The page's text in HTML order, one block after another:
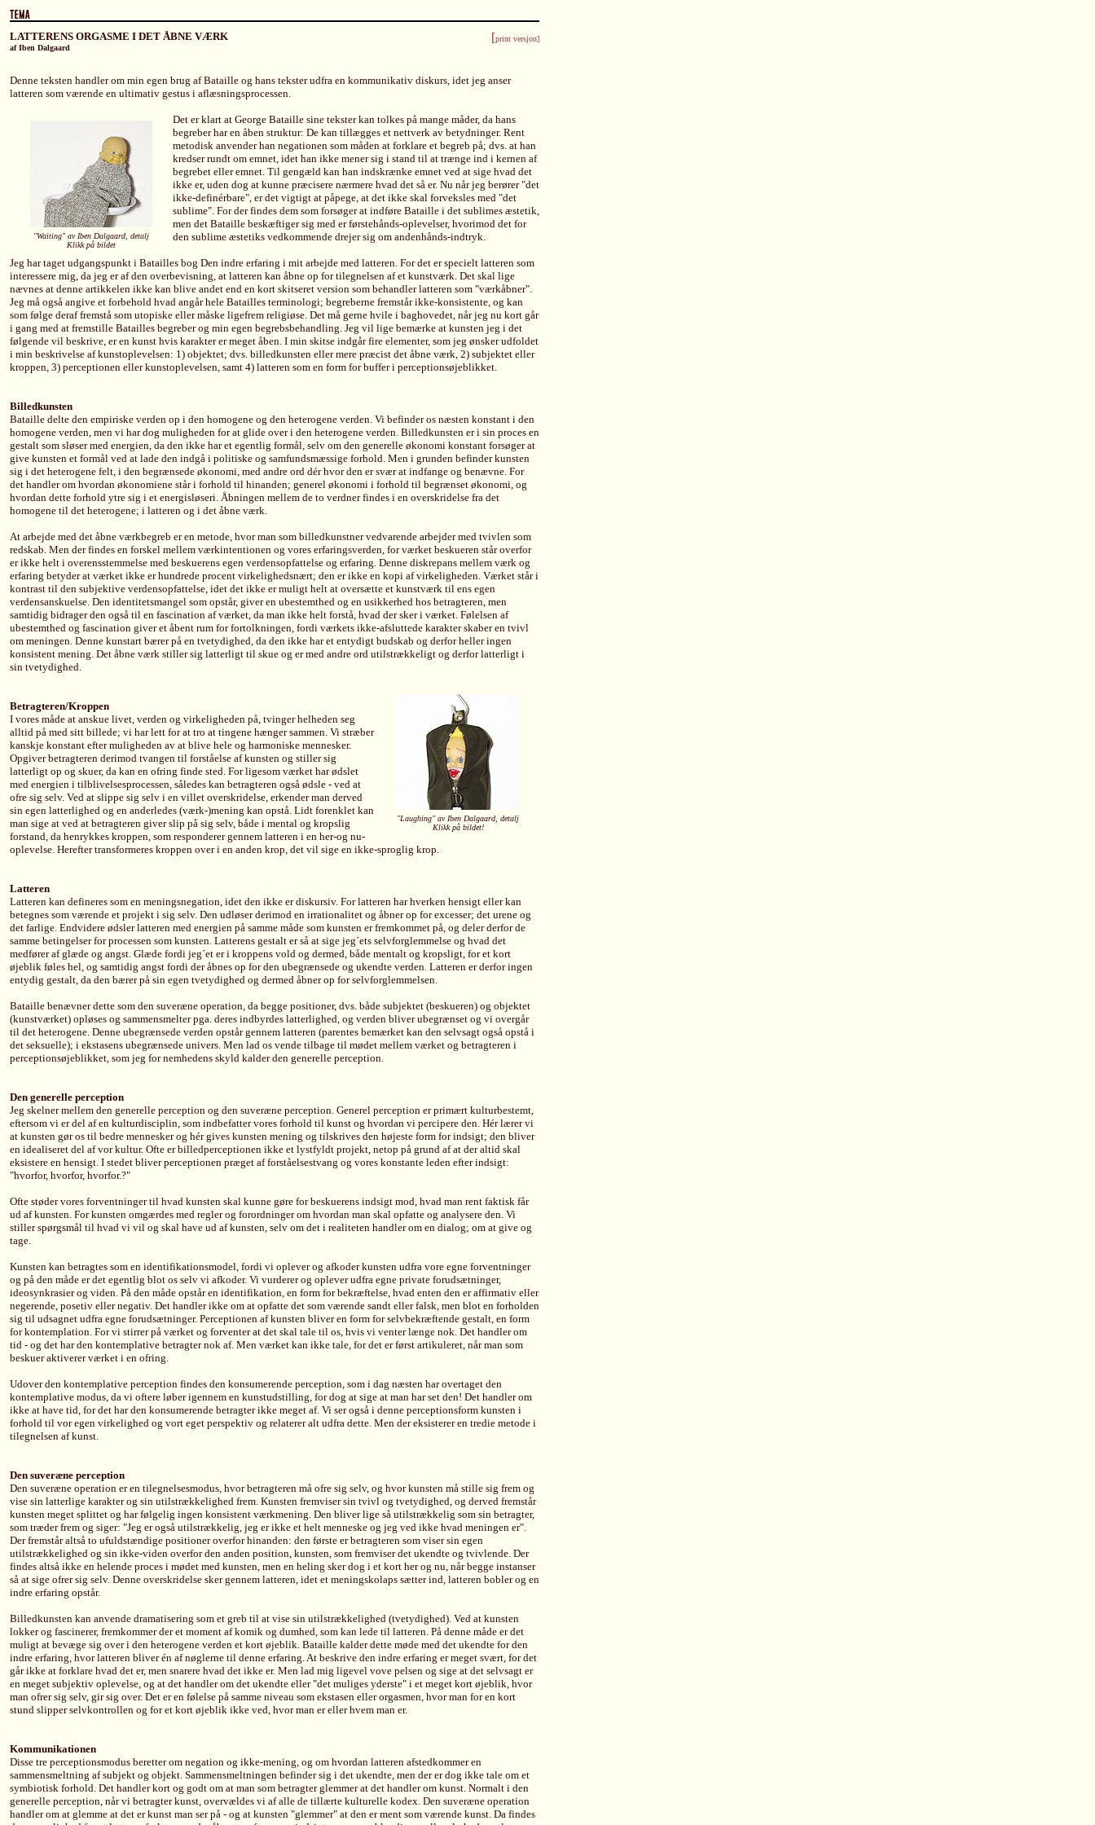
LATTERENS ORGASME I DET ÅBNE VÆRK
af Iben Dalgaard
[print versjon]
Denne teksten handler om min egen brug af Bataille og hans tekster udfra en kommunikativ diskurs, idet jeg anser
latteren som værende en ultimativ gestus i aflæsningsprocessen.
"Waiting" av Iben Dalgaard, detalj
Klikk på bildet
Det er klart at George Bataille sine tekster kan tolkes på mange måder, da hans
begreber har en åben struktur: De kan tillægges et nettverk av betydninger. Rent
metodisk anvender han negationen som måden at forklare et begreb på; dvs. at han
kredser rundt om emnet, idet han ikke mener sig i stand til at trænge ind i kernen af
begrebet eller emnet. Til gengæld kan han indskrænke emnet ved at sige hvad det
ikke er, uden dog at kunne præcisere nærmere hvad det så er. Nu når jeg berører "det
ikke-definérbare", er det vigtigt at påpege, at det ikke skal forveksles med "det
sublime". For der findes dem som forsøger at indføre Bataille i det sublimes æstetik,
men det Bataille beskæftiger sig med er førstehånds-oplevelser, hvorimod det for
den sublime æstetiks vedkommende drejer sig om andenhånds-indtryk.
Jeg har taget udgangspunkt i Batailles bog Den indre erfaring i mit arbejde med latteren. For det er specielt latteren som
interessere mig, da jeg er af den overbevisning, at latteren kan åbne op for tilegnelsen af et kunstværk. Det skal lige
nævnes at denne artikkelen ikke kan blive andet end en kort skitseret version som behandler latteren som "værkåbner".
Jeg må også angive et forbehold hvad angår hele Batailles terminologi; begreberne fremstår ikke-konsistente, og kan
som følge deraf fremstå som utopiske eller måske ligefrem religiøse. Det må gerne hvile i baghovedet, når jeg nu kort går
i gang med at fremstille Batailles begreber og min egen begrebsbehandling. Jeg vil lige bemærke at kunsten jeg i det
følgende vil beskrive, er en kunst hvis karakter er meget åben. I min skitse indgår fire elementer, som jeg ønsker udfoldet
i min beskrivelse af kunstoplevelsen: 1) objektet; dvs. billedkunsten eller mere præcist det åbne værk, 2) subjektet eller
kroppen, 3) perceptionen eller kunstoplevelsen, samt 4) latteren som en form for buffer i perceptionsøjeblikket.
Billedkunsten
Bataille delte den empiriske verden op i den homogene og den heterogene verden. Vi befinder os næsten konstant i den
homogene verden, men vi har dog muligheden for at glide over i den heterogene verden. Billedkunsten er i sin proces en
gestalt som sløser med energien, da den ikke har et egentlig formål, selv om den generelle økonomi konstant forsøger at
give kunsten et formål ved at lade den indgå i politiske og samfundsmæssige forhold. Men i grunden befinder kunsten
sig i det heterogene felt, i den begrænsede økonomi, med andre ord dér hvor den er svær at indfange og benævne. For
det handler om hvordan økonomiene står i forhold til hinanden; generel økonomi i forhold til begrænset økonomi, og
hvordan dette forhold ytre sig i et energisløseri. Åbningen mellem de to verdner findes i en overskridelse fra det
homogene til det heterogene; i latteren og i det åbne værk.
At arbejde med det åbne værkbegreb er en metode, hvor man som billedkunstner vedvarende arbejder med tvivlen som
redskab. Men der findes en forskel mellem værkintentionen og vores erfaringsverden, for værket beskueren står overfor
er ikke helt i overensstemmelse med beskuerens egen verdensopfattelse og erfaring. Denne diskrepans mellem værk og
erfaring betyder at værket ikke er hundrede procent virkelighedsnært; den er ikke en kopi af virkeligheden. Værket står i
kontrast til den subjektive verdensopfattelse, idet det ikke er muligt helt at oversætte et kunstværk til ens egen
verdensanskuelse. Den identitetsmangel som opstår, giver en ubestemthed og en usikkerhed hos betragteren, men
samtidig bidrager den også til en fascination af værket, da man ikke helt forstå, hvad der sker i værket. Følelsen af
ubestemthed og fascination giver et åbent rum for fortolkningen, fordi værkets ikke-afsluttede karakter skaber en tvivl
om meningen. Denne kunstart bærer på en tvetydighed, da den ikke har et entydigt budskab og derfor heller ingen
konsistent mening. Det åbne værk stiller sig latterligt til skue og er med andre ord utilstrækkeligt og derfor latterligt i
sin tvetydighed.
"Laughing" av Iben Dalgaard, detalj
Klikk på bildet!
Betragteren/Kroppen
I vores måde at anskue livet, verden og virkeligheden på, tvinger helheden seg
alltid på med sitt billede; vi har lett for at tro at tingene hænger sammen. Vi stræber
kanskje konstant efter muligheden av at blive hele og harmoniske mennesker.
Opgiver betragteren derimod tvangen til forståelse af kunsten og stiller sig
latterligt op og skuer, da kan en ofring finde sted. For ligesom værket har ødslet
med energien i tilblivelsesprocessen, således kan betragteren også ødsle - ved at
ofre sig selv. Ved at slippe sig selv i en villet overskridelse, erkender man derved
sin egen latterlighed og en anderledes (værk-)mening kan opstå. Lidt forenklet kan
man sige at ved at betragteren giver slip på sig selv, både i mental og kropslig
forstand, da henrykkes kroppen, som responderer gennem latteren i en her-og nu-
oplevelse. Herefter transformeres kroppen over i en anden krop, det vil sige en ikke-sproglig krop.
Latteren
Latteren kan defineres som en meningsnegation, idet den ikke er diskursiv. For latteren har hverken hensigt eller kan
betegnes som værende et projekt i sig selv. Den udløser derimod en irrationalitet og åbner op for excesser; det urene og
det farlige. Endvidere ødsler latteren med energien på samme måde som kunsten er fremkommet på, og deler derfor de
samme betingelser for processen som kunsten. Latterens gestalt er så at sige jeg´ets selvforglemmelse og hvad det
medfører af glæde og angst. Glæde fordi jeg´et er i kroppens vold og dermed, både mentalt og kropsligt, for et kort
øjeblik føles hel, og samtidig angst fordi der åbnes op for den ubegrænsede og ukendte verden. Latteren er derfor ingen
entydig gestalt, da den bærer på sin egen tvetydighed og dermed åbner op for selvforglemmelsen.
Bataille benævner dette som den suveræne operation, da begge positioner, dvs. både subjektet (beskueren) og objektet
(kunstværket) opløses og sammensmelter pga. deres indbyrdes latterlighed, og verden bliver ubegrænset og vi overgår
til det heterogene. Denne ubegrænsede verden opstår gennem latteren (parentes bemærket kan den selvsagt også opstå i
det seksuelle); i ekstasens ubegrænsede univers. Men lad os vende tilbage til mødet mellem værket og betragteren i
perceptionsøjeblikket, som jeg for nemhedens skyld kalder den generelle perception.
Den generelle perception
Jeg skelner mellem den generelle perception og den suveræne perception. Generel perception er primært kulturbestemt,
eftersom vi er del af en kulturdisciplin, som indbefatter vores forhold til kunst og hvordan vi percipere den. Hér lærer vi
at kunsten gør os til bedre mennesker og hér gives kunsten mening og tilskrives den højeste form for indsigt; den bliver
en idealiseret del af vor kultur. Ofte er billedperceptionen ikke et lystfyldt projekt, netop på grund af at der altid skal
eksistere en hensigt. I stedet bliver perceptionen præget af forståelsestvang og vores konstante leden efter indsigt:
"hvorfor, hvorfor, hvorfor.?"
Ofte støder vores forventninger til hvad kunsten skal kunne gøre for beskuerens indsigt mod, hvad man rent faktisk får
ud af kunsten. For kunsten omgærdes med regler og forordninger om hvordan man skal opfatte og analysere den. Vi
stiller spørgsmål til hvad vi vil og skal have ud af kunsten, selv om det i realiteten handler om en dialog; om at give og
tage.
Kunsten kan betragtes som en identifikationsmodel, fordi vi oplever og afkoder kunsten udfra vore egne forventninger
og på den måde er det egentlig blot os selv vi afkoder. Vi vurderer og oplever udfra egne private forudsætninger,
ideosynkrasier og viden. På den måde opstår en identifikation, en form for bekræftelse, hvad enten den er affirmativ eller
negerende, posetiv eller negativ. Det handler ikke om at opfatte det som værende sandt eller falsk, men blot en forholden
sig til udsagnet udfra egne forudsætninger. Perceptionen af kunsten bliver en form for selvbekræftende gestalt, en form
for kontemplation. For vi stirrer på værket og forventer at det skal tale til os, hvis vi venter længe nok. Det handler om
tid - og det har den kontemplative betragter nok af. Men værket kan ikke tale, for det er først artikuleret, når man som
beskuer aktiverer værket i en ofring.
Udover den kontemplative perception findes den konsumerende perception, som i dag næsten har overtaget den
kontemplative modus, da vi oftere løber igennem en kunstudstilling, for dog at sige at man har set den! Det handler om
ikke at have tid, for det har den konsumerende betragter ikke meget af. Vi ser også i denne perceptionsform kunsten i
forhold til vor egen virkelighed og vort eget perspektiv og relaterer alt udfra dette. Men der eksisterer en tredie metode i
tilegnelsen af kunst.
Den suveræne perception
Den suveræne operation er en tilegnelsesmodus, hvor betragteren må ofre sig selv, og hvor kunsten må stille sig frem og
vise sin latterlige karakter og sin utilstrækkelighed frem. Kunsten fremviser sin tvivl og tvetydighed, og derved fremstår
kunsten meget splittet og har følgelig ingen konsistent værkmening. Den bliver lige så utilstrækkelig som sin betragter,
som træder frem og siger: "Jeg er også utilstrækkelig, jeg er ikke et helt menneske og jeg ved ikke hvad meningen er".
Der fremstår altså to ufuldstændige positioner overfor hinanden: den første er betragteren som viser sin egen
utilstrækkelighed og sin ikke-viden overfor den anden position, kunsten, som fremviser det ukendte og tvivlende. Der
findes altså ikke en helende proces i mødet med kunsten, men en heling sker dog i et kort her og nu, når begge instanser
så at sige ofrer sig selv. Denne overskridelse sker gennem latteren, idet et meningskolaps sætter ind, latteren bobler og en
indre erfaring opstår.
Billedkunsten kan anvende dramatisering som et greb til at vise sin utilstrækkelighed (tvetydighed). Ved at kunsten
lokker og fascinerer, fremkommer der et moment af komik og dumhed, som kan lede til latteren. På denne måde er det
muligt at bevæge sig over i den heterogene verden et kort øjeblik. Bataille kalder dette møde med det ukendte for den
indre erfaring, hvor latteren bliver én af nøglerne til denne erfaring. At beskrive den indre erfaring er meget svært, for det
går ikke at forklare hvad det er, men snarere hvad det ikke er. Men lad mig ligevel vove pelsen og sige at det selvsagt er
en meget subjektiv oplevelse, og at det handler om det ukendte eller "det muliges yderste" i et meget kort øjeblik, hvor
man ofrer sig selv, gir sig over. Det er en følelse på samme niveau som ekstasen eller orgasmen, hvor man for en kort
stund slipper selvkontrollen og for et kort øjeblik ikke ved, hvor man er eller hvem man er.
Kommunikationen
Disse tre perceptionsmodus beretter om negation og ikke-mening, og om hvordan latteren afstedkommer en
sammensmeltning af subjekt og objekt. Sammensmeltningen befinder sig i det ukendte, men der er dog ikke tale om et
symbiotisk forhold. Det handler kort og godt om at man som betragter glemmer at det handler om kunst. Normalt i den
generelle perception, når vi betragter kunst, overvældes vi af alle de tillærte kulturelle kodex. Den suveræne operation
handler om at glemme at det er kunst man ser på - og at kunsten "glemmer" at den er ment som værende kunst. Da findes